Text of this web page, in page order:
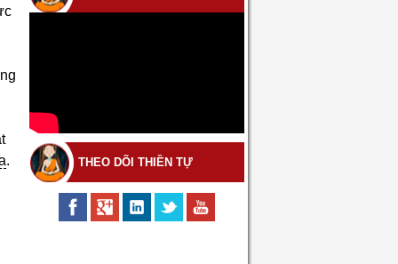
. THEO DÕI THIỀN TỰ